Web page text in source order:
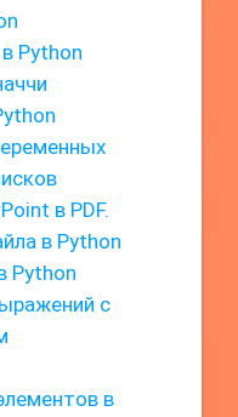
Python
в PDF.
в Python
Python
с
в